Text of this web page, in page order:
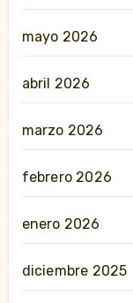
mayo 2026
abril 2026
marzo 2026
febrero 2026
enero 2026
diciembre 2025